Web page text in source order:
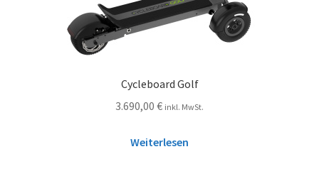
Cycleboard Golf
3.690,00 € inkl. MwSt.
Weiterlesen